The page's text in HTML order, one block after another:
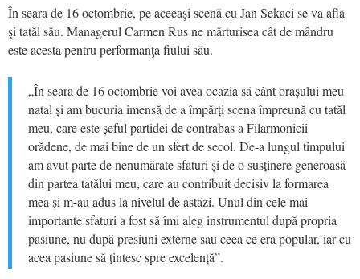
În seara de 16 octombrie, pe aceeaşi scenă cu Jan Sekaci se va afla
şi tatăl său. Managerul Carmen Rus ne mărturisea cât de mândru
este acesta pentru performanţa fiului său.
„În seara de 16 octombrie voi avea ocazia să cânt orașului meu
natal și am bucuria imensă de a împărți scena împreună cu tatăl
meu, care este șeful partidei de contrabas a Filarmonicii
orădene, de mai bine de un sfert de secol. De-a lungul timpului
am avut parte de nenumărate sfaturi și de o susținere generoasă
din partea tatălui meu, care au contribuit decisiv la formarea
mea și m-au adus la nivelul de astăzi. Unul din cele mai
importante sfaturi a fost să îmi aleg instrumentul după propria
pasiune, nu după presiuni externe sau ceea ce era popular, iar cu
acea pasiune să țintesc spre excelență”.